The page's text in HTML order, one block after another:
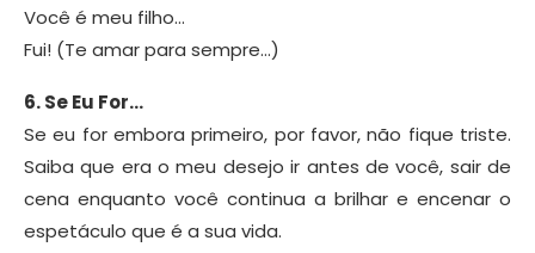
Você é meu filho…
Fui! (Te amar para sempre…)
6. Se Eu For…
Se eu for embora primeiro, por favor, não fique triste.
Saiba que era o meu desejo ir antes de você, sair de
cena enquanto você continua a brilhar e encenar o
espetáculo que é a sua vida.